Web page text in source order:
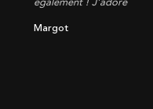
Margot